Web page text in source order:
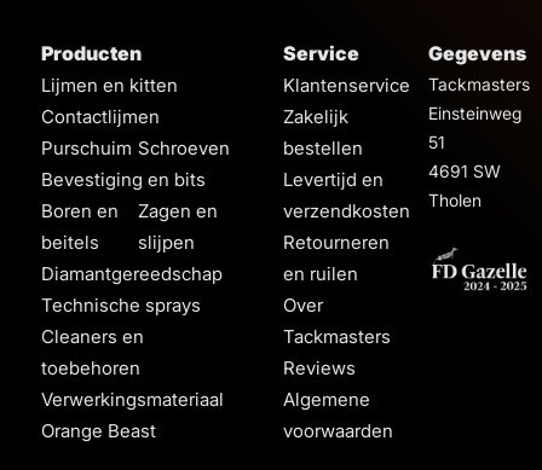
Producten
Lijmen en kitten
Contactlijmen
Purschuim Schroeven
Bevestiging en bits
Boren en
beitels
Zagen en
slijpen
Diamantgereedschap
Technische sprays
Cleaners en
toebehoren
Verwerkingsmateriaal
Orange Beast
Service
Klantenservice
Zakelijk
bestellen
Levertijd en
verzendkosten
Retourneren
en ruilen
Over
Tackmasters
Reviews
Algemene
voorwaarden
Gegevens
Tackmasters
Einsteinweg
51
4691 SW
Tholen